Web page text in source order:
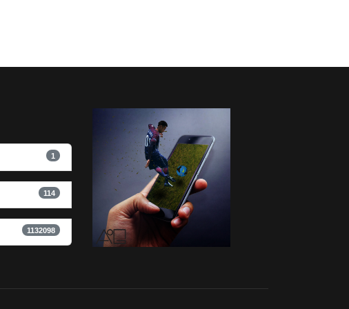
1
114
1132098